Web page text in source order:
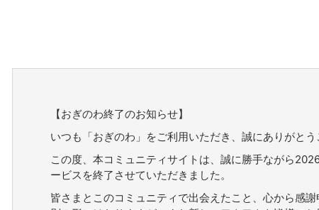
【おぎのわ終了のお知らせ】
いつも「おぎのわ」をご利用いただき、誠にありがとう
この度、本コミュニティサイトは、誠に勝手ながら
ービスを終了させていただきました。
皆さまとこのコミュニティで出会えたこと、心から感謝